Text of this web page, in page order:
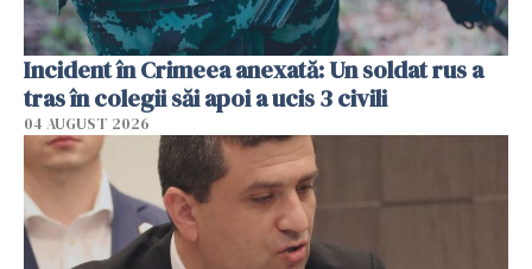
Incident în Crimeea anexată: Un soldat rus a
tras în colegii săi apoi a ucis 3 civili
04 AUGUST 2026